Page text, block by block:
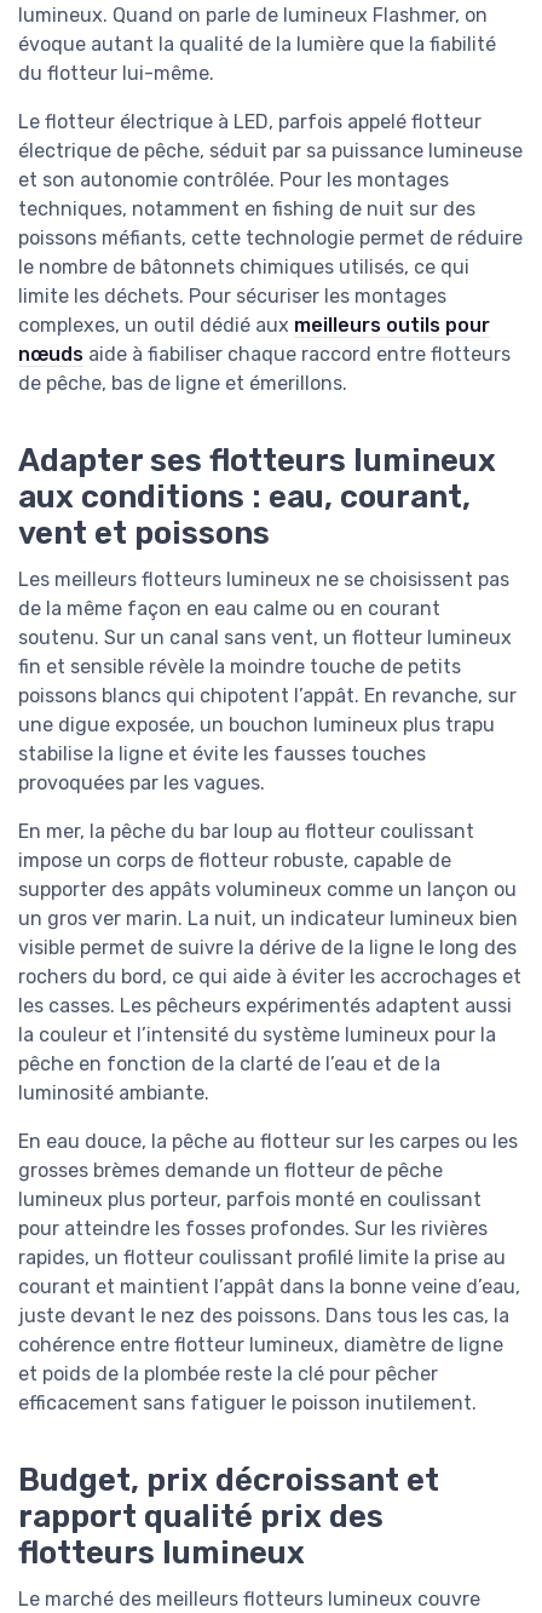
lumineux. Quand on parle de lumineux Flashmer, on
évoque autant la qualité de la lumière que la fiabilité
du flotteur lui-même.
Le flotteur électrique à LED, parfois appelé flotteur
électrique de pêche, séduit par sa puissance lumineuse
et son autonomie contrôlée. Pour les montages
techniques, notamment en fishing de nuit sur des
poissons méfiants, cette technologie permet de réduire
le nombre de bâtonnets chimiques utilisés, ce qui
limite les déchets. Pour sécuriser les montages
complexes, un outil dédié aux meilleurs outils pour
nœuds aide à fiabiliser chaque raccord entre flotteurs
de pêche, bas de ligne et émerillons.
Adapter ses flotteurs lumineux
aux conditions : eau, courant,
vent et poissons
Les meilleurs flotteurs lumineux ne se choisissent pas
de la même façon en eau calme ou en courant
soutenu. Sur un canal sans vent, un flotteur lumineux
fin et sensible révèle la moindre touche de petits
poissons blancs qui chipotent l’appât. En revanche, sur
une digue exposée, un bouchon lumineux plus trapu
stabilise la ligne et évite les fausses touches
provoquées par les vagues.
En mer, la pêche du bar loup au flotteur coulissant
impose un corps de flotteur robuste, capable de
supporter des appâts volumineux comme un lançon ou
un gros ver marin. La nuit, un indicateur lumineux bien
visible permet de suivre la dérive de la ligne le long des
rochers du bord, ce qui aide à éviter les accrochages et
les casses. Les pêcheurs expérimentés adaptent aussi
la couleur et l’intensité du système lumineux pour la
pêche en fonction de la clarté de l’eau et de la
luminosité ambiante.
En eau douce, la pêche au flotteur sur les carpes ou les
grosses brèmes demande un flotteur de pêche
lumineux plus porteur, parfois monté en coulissant
pour atteindre les fosses profondes. Sur les rivières
rapides, un flotteur coulissant profilé limite la prise au
courant et maintient l’appât dans la bonne veine d’eau,
juste devant le nez des poissons. Dans tous les cas, la
cohérence entre flotteur lumineux, diamètre de ligne
et poids de la plombée reste la clé pour pêcher
efficacement sans fatiguer le poisson inutilement.
Budget, prix décroissant et
rapport qualité prix des
flotteurs lumineux
Le marché des meilleurs flotteurs lumineux couvre